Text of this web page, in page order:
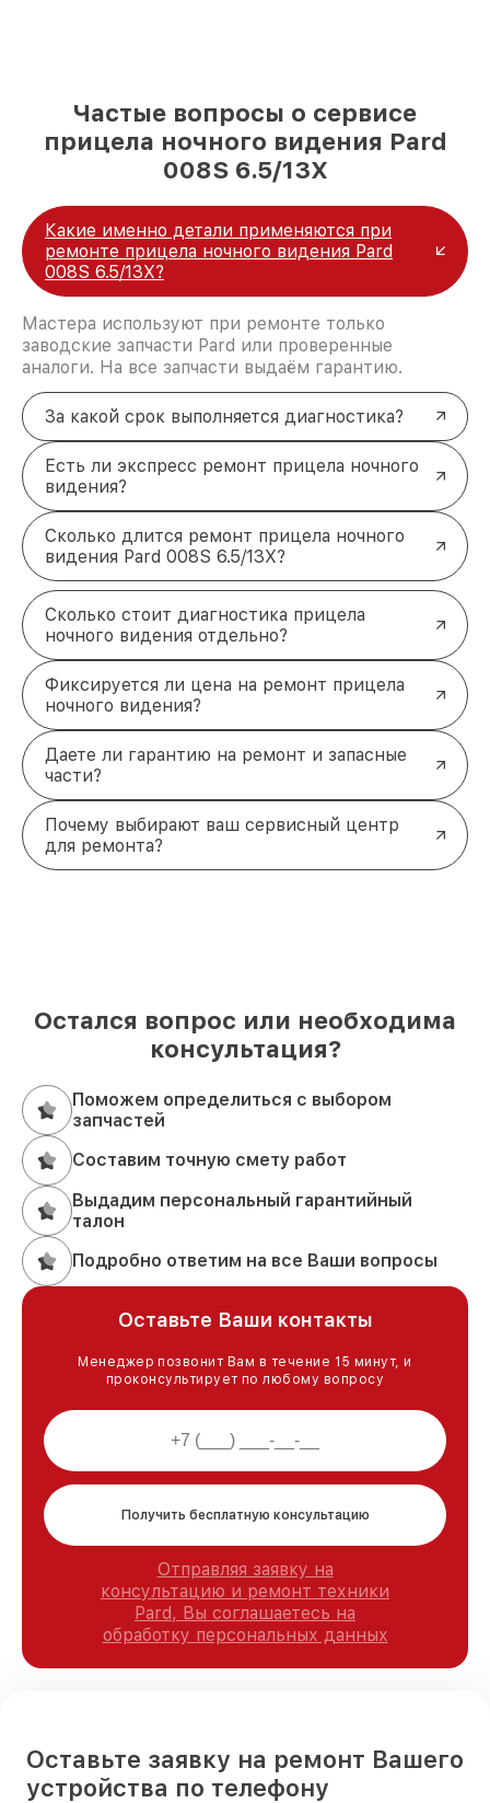
Частые вопросы о сервисе
прицела ночного видения Pard
008S 6.5/13X
Какие именно детали применяются при
ремонте прицела ночного видения Pard
008S 6.5/13X?
Мастера используют при ремонте только
заводские запчасти Pard или проверенные
аналоги. На все запчасти выдаём гарантию.
За какой срок выполняется диагностика?
Есть ли экспресс ремонт прицела ночного
видения?
Сколько длится ремонт прицела ночного
видения Pard 008S 6.5/13X?
Сколько стоит диагностика прицела
ночного видения отдельно?
Фиксируется ли цена на ремонт прицела
ночного видения?
Даете ли гарантию на ремонт и запасные
части?
Почему выбирают ваш сервисный центр
для ремонта?
Остался вопрос или необходима
консультация?
Поможем определиться с выбором
запчастей
Составим точную смету работ
Выдадим персональный гарантийный
талон
Подробно ответим на все Ваши вопросы
Оставьте Ваши контакты
Менеджер позвонит Вам в течение 15 минут, и
проконсультирует по любому вопросу
Получить бесплатную консультацию
Отправляя заявку на
консультацию и ремонт техники
Pard, Вы соглашаетесь на
обработку персональных данных
Оставьте заявку на ремонт Вашего
устройства по телефону